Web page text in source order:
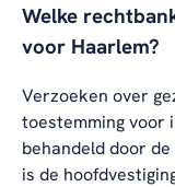
Welke
voor Haarlem?
Verzoeken over
toestemming voor
behandeld door
is de